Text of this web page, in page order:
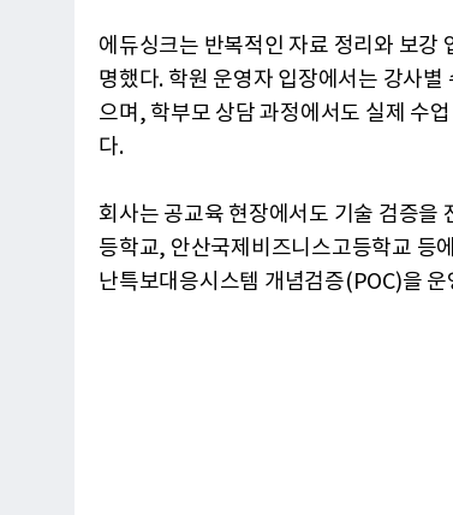
에듀싱크는 반복적인 자료 정리와 보강
명했다. 학원 운영자 입장에서는 강사
으며, 학부모 상담 과정에서도 실제 수
다.
회사는 공교육 현장에서도 기술 검증을
등학교, 안산국제비즈니스고등학교 등
난특보대응시스템 개념검증(POC)을 운